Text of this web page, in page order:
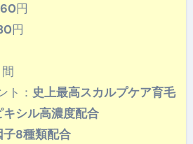
円
円
ト： 史上最高スカルプケア育毛
キシル高濃度配合
子8種類配合